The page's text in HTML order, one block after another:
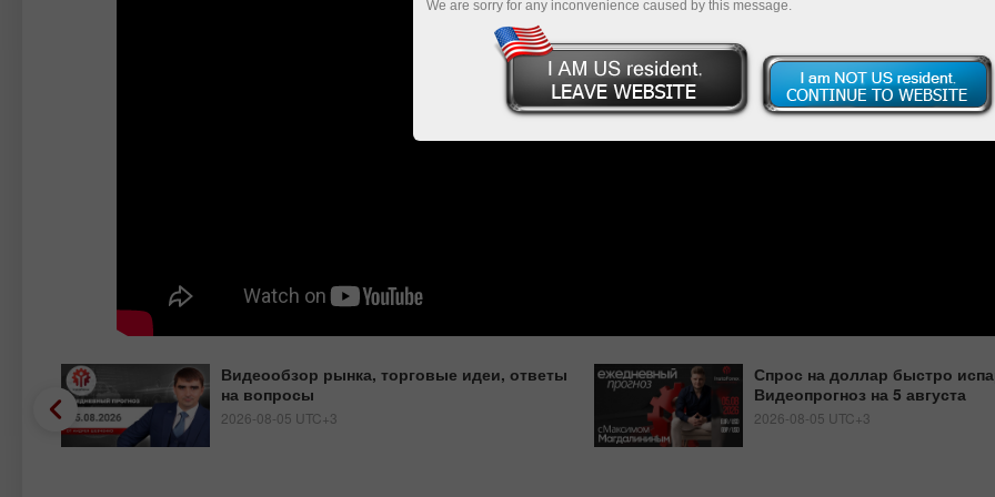
Видеообзор рынка, торговые идеи, ответы
на вопросы
2026-08-05 UTC+3
Спрос на доллар быстро
Видеопрогноз на 5 августа
2026-08-05 UTC+3
We are sorry for any inconvenience caused by this message.